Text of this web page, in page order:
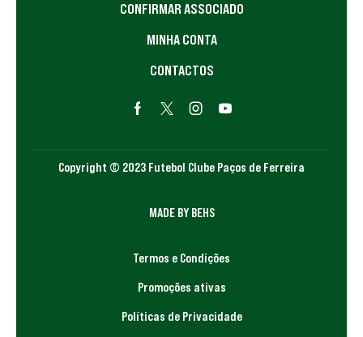
CONFIRMAR ASSOCIADO
MINHA CONTA
CONTACTOS
Copyright © 2023 Futebol Clube Paços de Ferreira
MADE BY BEHS
Termos e Condições
Promoções ativas
Políticas de Privacidade